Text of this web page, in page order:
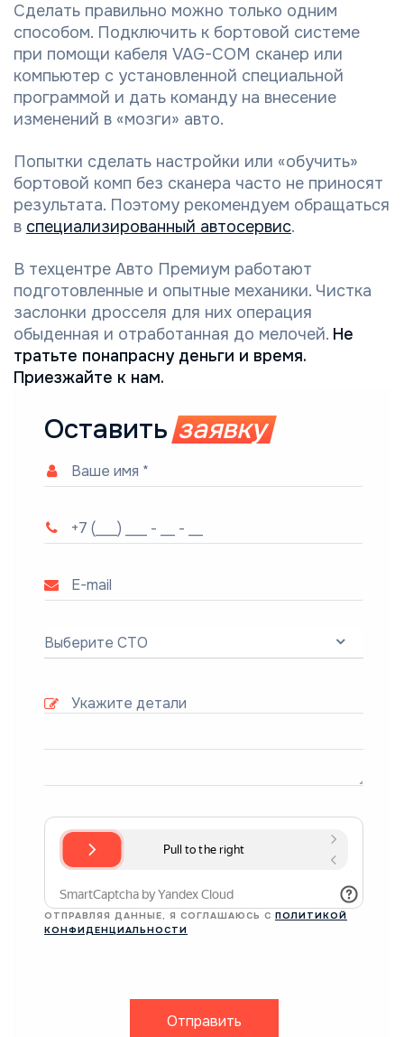
Сделать правильно можно только одним
способом. Подключить к бортовой системе
при помощи кабеля VAG-COM сканер или
компьютер с установленной специальной
программой и дать команду на внесение
изменений в «мозги» авто.
Попытки сделать настройки или «обучить»
бортовой комп без сканера часто не приносят
результата. Поэтому рекомендуем обращаться
в специализированный автосервис.
В техцентре Авто Премиум работают
подготовленные и опытные механики. Чистка
заслонки дросселя для них операция
обыденная и отработанная до мелочей. Не
тратьте понапрасну деньги и время.
Приезжайте к нам.
Оставить заявку
Выберите СТО
ОТПРАВЛЯЯ ДАННЫЕ, Я СОГЛАШАЮСЬ С ПОЛИТИКОЙ
КОНФИДЕНЦИАЛЬНОСТИ
Отправить